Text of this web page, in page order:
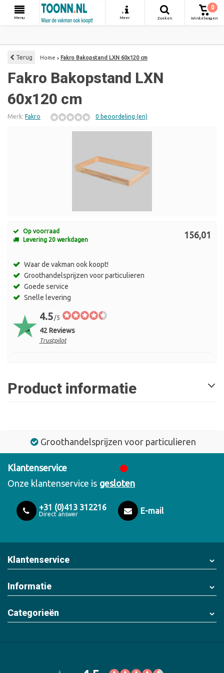
Menu
+
Meer
Zoeken
0
Winkelwagen
Terug Home Fakro Bakopstand LXN 60x120 cm
Fakro Bakopstand LXN
60x120 cm
Merk: Fakro 0 beoordeling (en)
Op voorraad
Levering 20 werkdagen
156,01
Waar de vakman ook koopt!
Groothandelsprijzen voor particulieren
Goede service
Snelle levering
4.5 /5
42 Reviews
Trustpilot
Product informatie
Groothandelsprijzen voor particulieren
Klantenservice
Onze klantenservice is gesloten
+31 (0)413 312216
Direct answer E-mail
Klantenservice
Informatie
Categorieën